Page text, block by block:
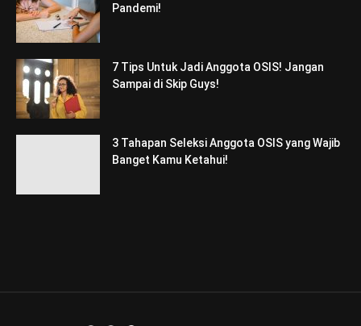
Pandemi!
7 Tips Untuk Jadi Anggota OSIS! Jangan
Sampai di Skip Guys!
3 Tahapan Seleksi Anggota OSIS yang Wajib
Banget Kamu Ketahui!